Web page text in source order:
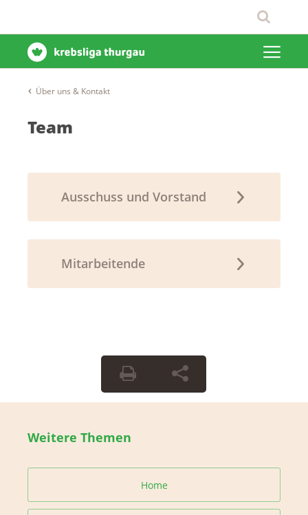
Über uns & Kontakt
Team
Ausschuss und Vorstand
Mitarbeitende
Weitere Themen
Home